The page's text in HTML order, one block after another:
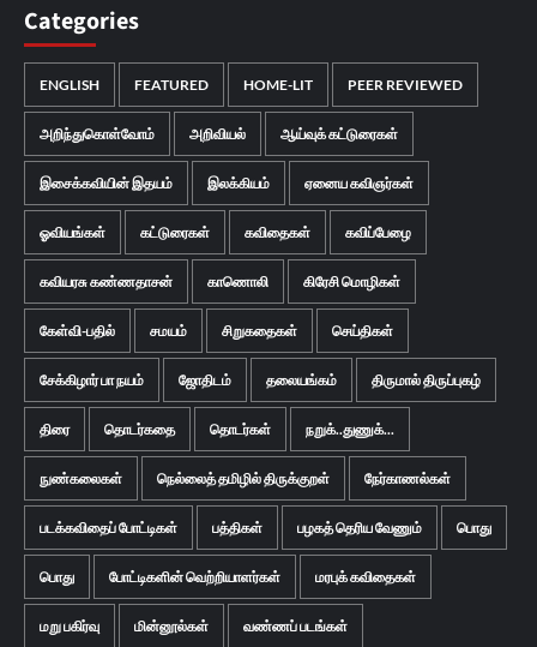
Categories
ENGLISH FEATURED HOME-LIT PEER REVIEWED
அறிந்துகொள்வோம் அறிவியல் ஆய்வுக் கட்டுரைகள்
இசைக்கவியின் இதயம் இலக்கியம் ஏனைய கவிஞர்கள்
ஓவியங்கள் கட்டுரைகள் கவிதைகள் கவிப்பேழை
கவியரசு கண்ணதாசன் காணொலி கிரேசி மொழிகள்
கேள்வி-பதில் சமயம் சிறுகதைகள் செய்திகள்
சேக்கிழார் பா நயம் ஜோதிடம் தலையங்கம் திருமால் திருப்புகழ்
திரை தொடர்கதை தொடர்கள் நறுக்..துணுக்...
நுண்கலைகள் நெல்லைத் தமிழில் திருக்குறள் நேர்காணல்கள்
படக்கவிதைப் போட்டிகள் பத்திகள் பழகத் தெரிய வேணும் பொது
பொது போட்டிகளின் வெற்றியாளர்கள் மரபுக் கவிதைகள்
மறு பகிர்வு மின்னூல்கள் வண்ணப் படங்கள்